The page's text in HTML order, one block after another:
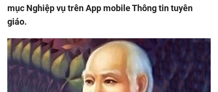
mục Nghiệp vụ trên App mobile Thông tin tuyên
giáo.